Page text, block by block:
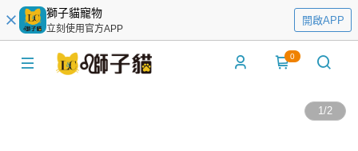
獅子貓寵物
立刻使用官方APP
開啟APP
0
1/2